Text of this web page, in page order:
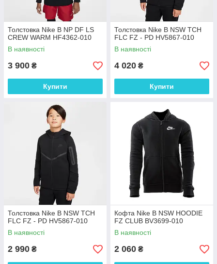
Толстовка Nike B NP DF LS
CREW WARM HF4362-010
В наявності
3 900 ₴
Купити
Толстовка Nike B NSW TCH
FLC FZ - PD HV5867-010
В наявності
4 020 ₴
Купити
Толстовка Nike B NSW TCH
FLC FZ - PD HV5867-010
В наявності
2 990 ₴
Кофта Nike B NSW HOODIE
FZ CLUB BV3699-010
В наявності
2 060 ₴